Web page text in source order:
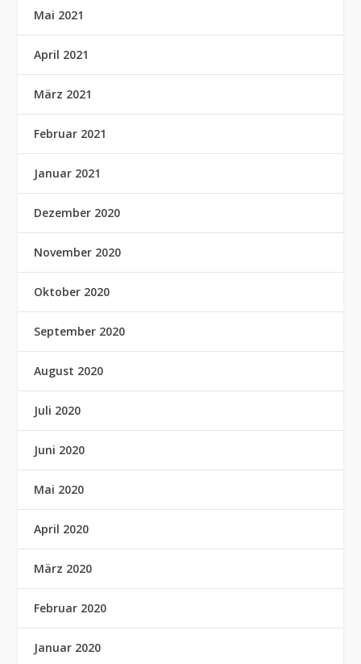
Mai 2021
April 2021
März 2021
Februar 2021
Januar 2021
Dezember 2020
November 2020
Oktober 2020
September 2020
August 2020
Juli 2020
Juni 2020
Mai 2020
April 2020
März 2020
Februar 2020
Januar 2020